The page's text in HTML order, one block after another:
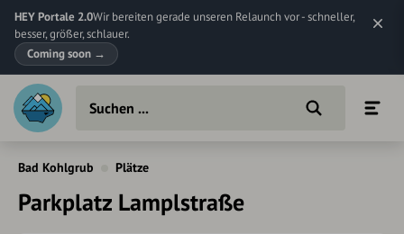
HEY Portale 2.0Wir bereiten gerade unseren Relaunch vor - schneller,
besser, größer, schlauer.
Coming soon →
Bad Kohlgrub Plätze
Parkplatz Lamplstraße